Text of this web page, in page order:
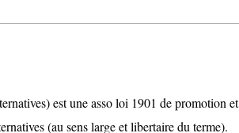
est une asso loi 1901 de promotion et
(au sens large et libertaire du terme).